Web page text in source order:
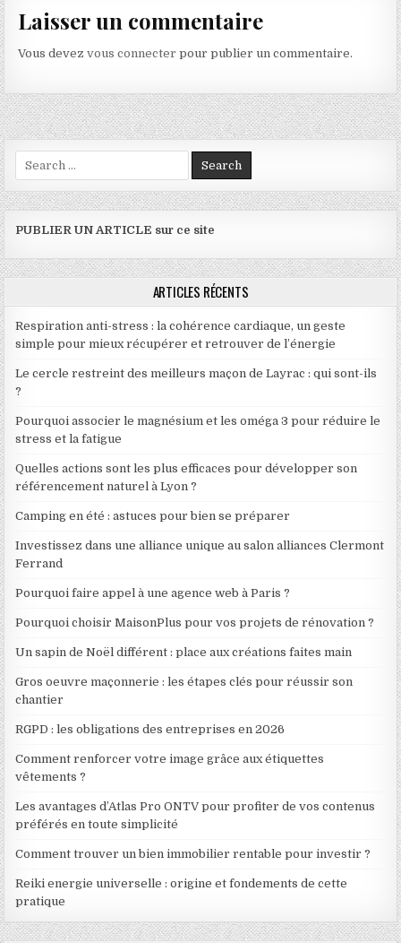
Laisser un commentaire
Vous devezvous connecter pour publier un commentaire.
Search for:
PUBLIER UN ARTICLE sur ce site
ARTICLES RÉCENTS
Respiration anti-stress : la cohérence cardiaque, un geste
simple pour mieux récupérer et retrouver de l’énergie
Le cercle restreint des meilleurs maçon de Layrac : qui sont-ils
?
Pourquoi associer le magnésium et les oméga 3 pour réduire le
stress et la fatigue
Quelles actions sont les plus efficaces pour développer son
référencement naturel à Lyon ?
Camping en été : astuces pour bien se préparer
Investissez dans une alliance unique au salon alliances Clermont
Ferrand
Pourquoi faire appel à une agence web à Paris ?
Pourquoi choisir MaisonPlus pour vos projets de rénovation ?
Un sapin de Noël différent : place aux créations faites main
Gros oeuvre maçonnerie : les étapes clés pour réussir son
chantier
RGPD : les obligations des entreprises en 2026
Comment renforcer votre image grâce aux étiquettes
vêtements ?
Les avantages d’Atlas Pro ONTV pour profiter de vos contenus
préférés en toute simplicité
Comment trouver un bien immobilier rentable pour investir ?
Reiki energie universelle : origine et fondements de cette
pratique